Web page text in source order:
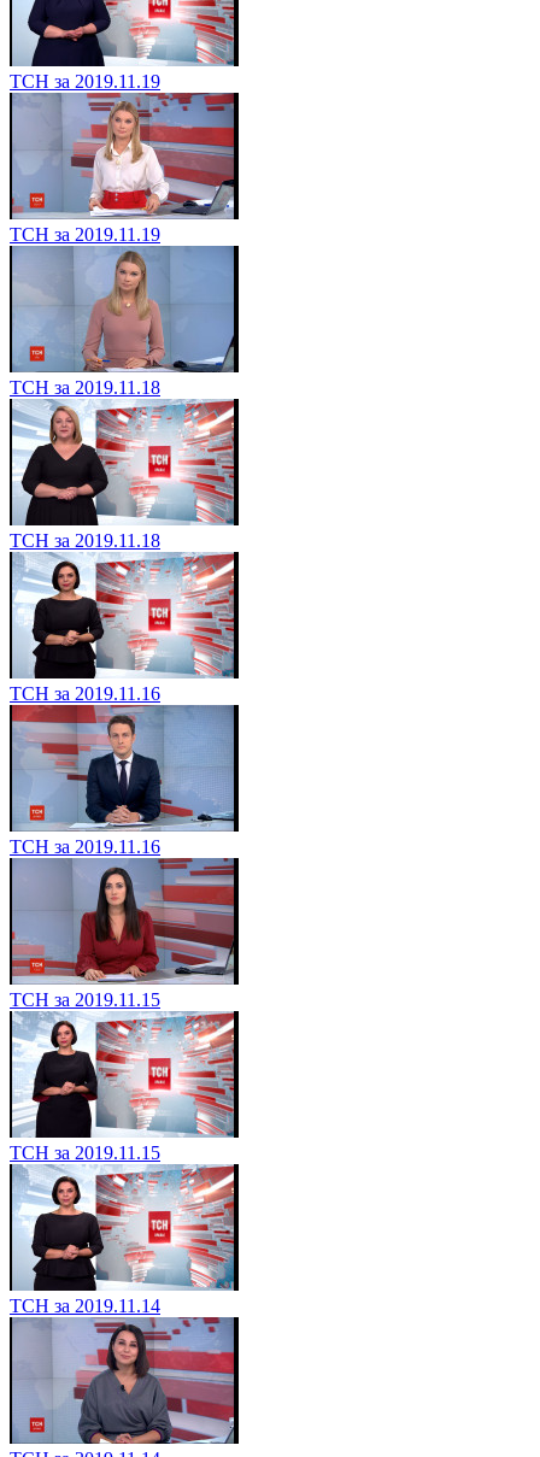
ТСН за 2019.11.19
ТСН за 2019.11.19
ТСН за 2019.11.18
ТСН за 2019.11.18
ТСН за 2019.11.16
ТСН за 2019.11.16
ТСН за 2019.11.15
ТСН за 2019.11.15
ТСН за 2019.11.14